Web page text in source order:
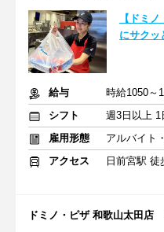
【ドミ
にサク
給与
時給1050～
シフト
雇用形態
アルバイト
アクセス
日前宮駅 徒
ドミノ・ピザ 和歌山太田店